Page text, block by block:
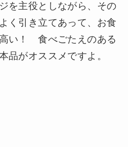
を主役としながら、その
く引き立てあって、お食
い！ 食べごたえのある
品がオススメですよ。